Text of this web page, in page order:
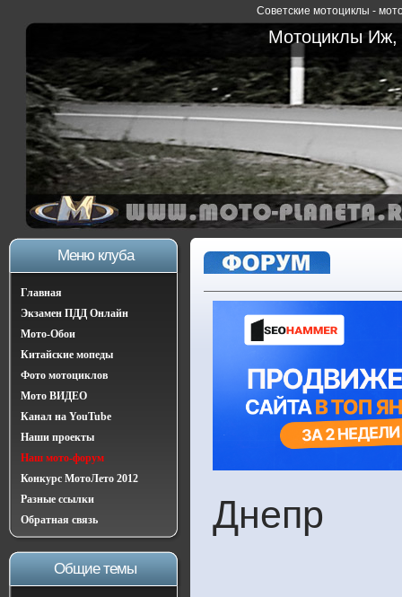
Советские мотоциклы -
Мотоциклы Иж,
Меню клуба
Главная
Экзамен ПДД Онлайн
Мото-Обои
Китайские мопеды
Фото мотоциклов
Мото ВИДЕО
Канал на YouTube
Наши проекты
Наш мото-форум
Конкурс МотоЛето 2012
Разные ссылки
Обратная связь
Общие темы
Днепр